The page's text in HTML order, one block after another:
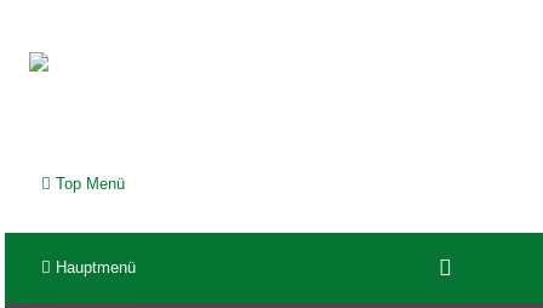
Top Menü
Hauptmenü